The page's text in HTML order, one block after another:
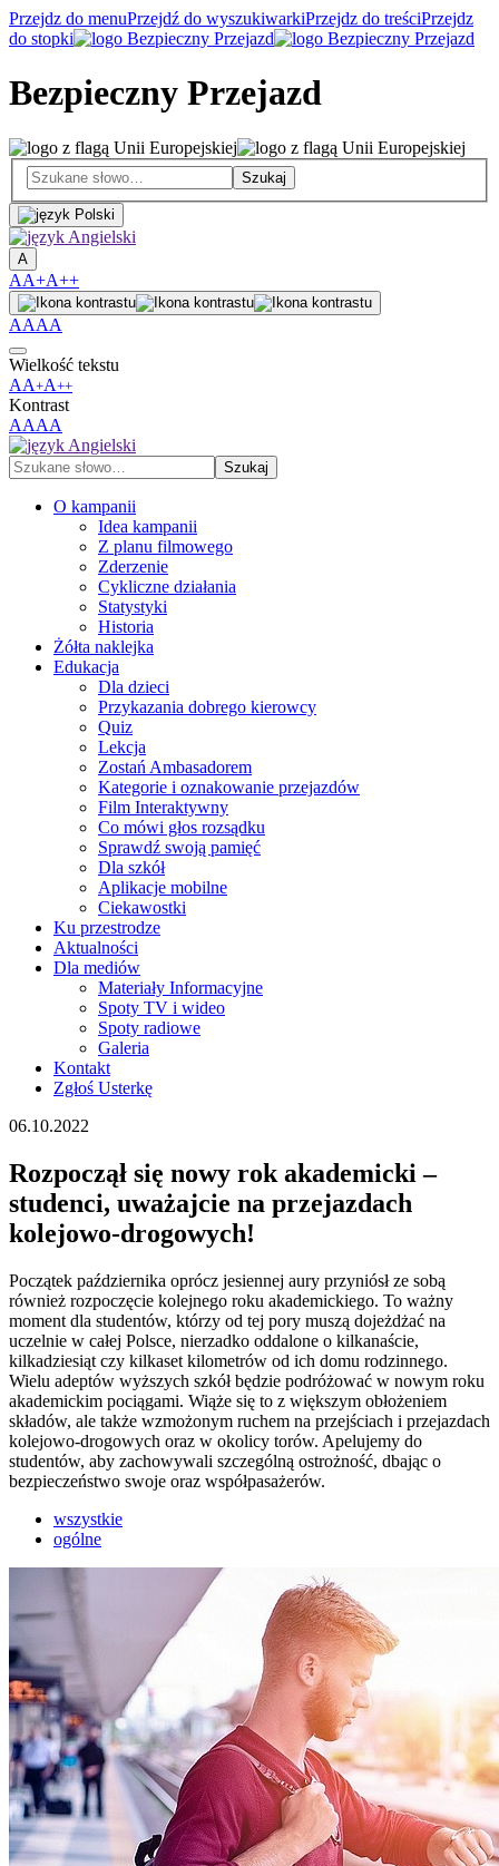
Przejdz do menuPrzejdź do wyszukiwarkiPrzejdz do treściPrzejdz
do stopki
Bezpieczny Przejazd
A
AA+A++
AAAA
Wielkość tekstu
AA+A++
Kontrast
AAAA
O kampanii
Idea kampanii
Z planu filmowego
Zderzenie
Cykliczne działania
Statystyki
Historia
Żółta naklejka
Edukacja
Dla dzieci
Przykazania dobrego kierowcy
Quiz
Lekcja
Zostań Ambasadorem
Kategorie i oznakowanie przejazdów
Film Interaktywny
Co mówi głos rozsądku
Sprawdź swoją pamięć
Dla szkół
Aplikacje mobilne
Ciekawostki
Ku przestrodze
Aktualności
Dla mediów
Materiały Informacyjne
Spoty TV i wideo
Spoty radiowe
Galeria
Kontakt
Zgłoś Usterkę
06.10.2022
Rozpoczął się nowy rok akademicki –
studenci, uważajcie na przejazdach
kolejowo-drogowych!
Początek października oprócz jesiennej aury przyniósł ze sobą
również rozpoczęcie kolejnego roku akademickiego. To ważny
moment dla studentów, którzy od tej pory muszą dojeżdżać na
uczelnie w całej Polsce, nierzadko oddalone o kilkanaście,
kilkadziesiąt czy kilkaset kilometrów od ich domu rodzinnego.
Wielu adeptów wyższych szkół będzie podróżować w nowym roku
akademickim pociągami. Wiąże się to z większym obłożeniem
składów, ale także wzmożonym ruchem na przejściach i przejazdach
kolejowo-drogowych oraz w okolicy torów. Apelujemy do
studentów, aby zachowywali szczególną ostrożność, dbając o
bezpieczeństwo swoje oraz współpasażerów.
wszystkie
ogólne